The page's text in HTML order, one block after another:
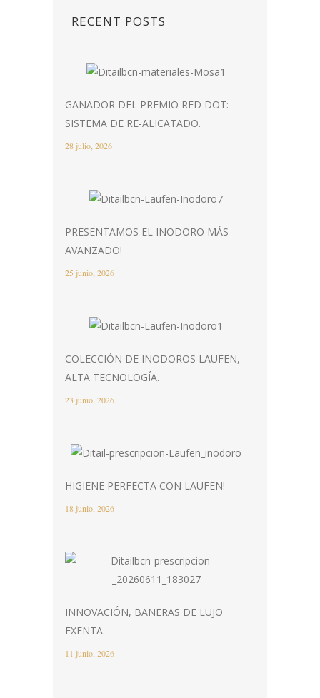
RECENT POSTS
GANADOR DEL PREMIO RED DOT:
SISTEMA DE RE-ALICATADO.
28 julio, 2026
PRESENTAMOS EL INODORO MÁS
AVANZADO!
25 junio, 2026
COLECCIÓN DE INODOROS LAUFEN,
ALTA TECNOLOGÍA.
23 junio, 2026
HIGIENE PERFECTA CON LAUFEN!
18 junio, 2026
INNOVACIÓN, BAÑERAS DE LUJO
EXENTA.
11 junio, 2026